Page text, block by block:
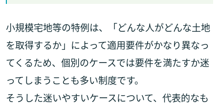
小規模宅地等の特例は、「どんな人がどんな土地
を取得するか」によって適用要件がかなり異なっ
てくるため、個別のケースでは要件を満たすか迷
ってしまうことも多い制度です。
そうした迷いやすいケースについて、代表的なも